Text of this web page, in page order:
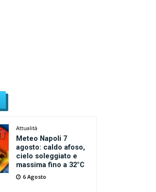
Attualità
Meteo Napoli 7
agosto: caldo afoso,
cielo soleggiato e
massima fino a 32°C
6 Agosto